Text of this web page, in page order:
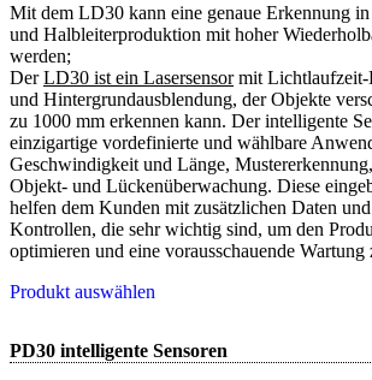
Mit dem LD30 kann eine genaue Erkennung
und Halbleiterproduktion mit hoher
werden;
DerLD30 ist ein Lasersensormit Lichtlaufzeit-
und Hintergrundausblendung, der Objekte
zu 1000 mm erkennen kann. Der intelligente
einzigartige vordefinierte und wählbare
Geschwindigkeit und Länge,
Objekt- und Lückenüberwachung. Diese
helfen dem Kunden mit zusätzlichen Daten
Kontrollen, die sehr wichtig sind, um den
optimieren und eine vorausschauende Wartung
Produkt auswählen
PD30 intelligente Sensoren